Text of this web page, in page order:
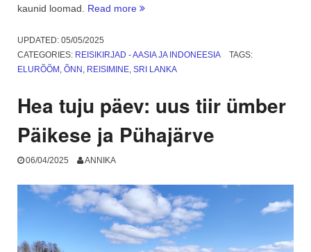
kaunid loomad. Read more “Sri
Elephant
Freedom
unistus”
UPDATED: 05/05/2025
CATEGORIES: REISIKIRJAD - AASIA JA INDONEESIA
TAGS:
ELURÕÕM ÕNN REISIMINE SRI LANKA
Hea tuju päev: uus tiir ümber
Päikese ja Pühajärve
06/04/2025 ANNIKA